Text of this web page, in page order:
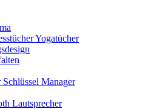
Yogatücher
Manager
Lautsprecher